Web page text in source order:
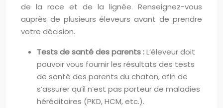
de la race et de la lignée. Renseignez-vous
auprès de plusieurs éleveurs avant de prendre
votre décision.
Tests de santé des parents :L’éleveur doit
pouvoir vous fournir les résultats des tests
de santé des parents du chaton, afin de
s’assurer qu’il n’est pas porteur de maladies
héréditaires (PKD, HCM, etc.).